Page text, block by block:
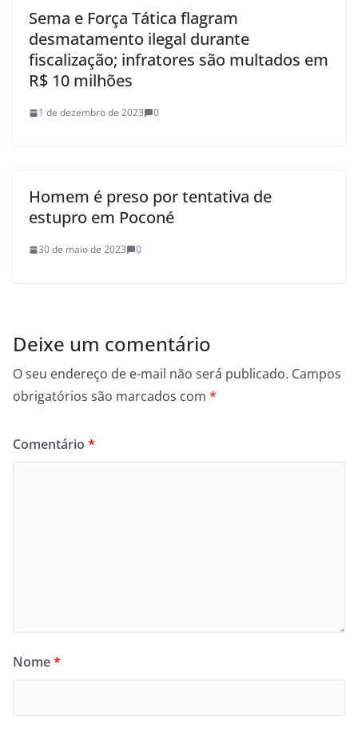
Sema e Força Tática flagram
desmatamento ilegal durante
fiscalização; infratores são multados em
R$ 10 milhões
1 de dezembro de 2023 0
Homem é preso por tentativa de
estupro em Poconé
30 de maio de 2023 0
Deixe um comentário
O seu endereço de e-mail não será publicado. Campos
obrigatórios são marcados com *
Comentário *
Nome*